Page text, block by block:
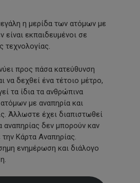
η μερίδα των ατόμων με
είναι εκπαιδευμένοι σε
τεχνολογίας.
προς πάσα κατεύθυνση
να δεχθεί ένα τέτοιο μέτρο,
τα ίδια τα ανθρώπινα
με αναπηρία και
Άλλωστε έχει διαπιστωθεί
αναπηρίας δεν μπορούν καν
Κάρτα Αναπηρίας.
ενημέρωση και διάλογο